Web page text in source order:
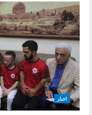
خليفة
لتلفزيون
المملكة
الأردنية:
أزمة
وقف
إطلاق
النار
تكمن
في
إصرار
إسرائيل
على
«حرية
الحركة»
داخل
اخبار